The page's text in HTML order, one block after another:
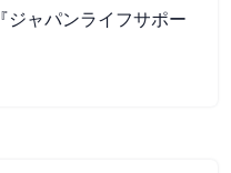
ジャパンライフサポー